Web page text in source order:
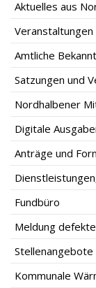
Aktuelles aus
Veranstaltungen
Amtliche
Satzungen und
Nordhalbener
Digitale
Anträge und
Fundbüro
Meldung
Stellenangebote
Kommunale